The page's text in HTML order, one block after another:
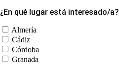
¿En qué lugar está interesado/a?
Almería
Cádiz
Córdoba
Granada